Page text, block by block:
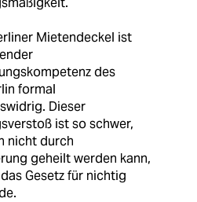
Mietendeckel ist
des
formal
Dieser
ist so schwer,
nicht durch
geheilt werden kann,
Gesetz für nichtig